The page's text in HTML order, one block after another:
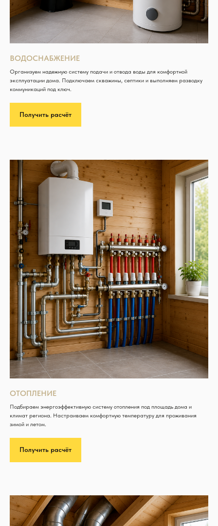
ВОДОСНАБЖЕНИЕ
Организуем надежную систему подачи и отвода воды для комфортной
эксплуатации дома. Подключаем скважины, септики и выполняем разводку
коммуникаций под ключ.
Получить расчёт
ОТОПЛЕНИЕ
Подбираем энергоэффективную систему отопления под площадь дома и
климат региона. Настраиваем комфортную температуру для проживания
зимой и летом.
Получить расчёт